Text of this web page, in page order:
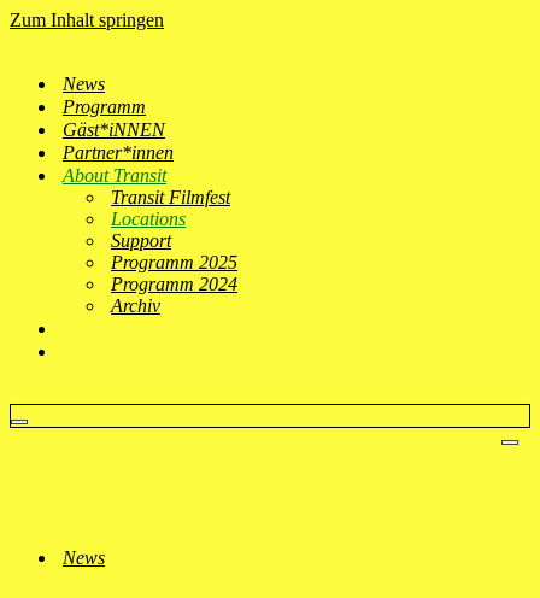
Zum Inhalt springen
News
Programm
Gäst*iNNEN
Partner*innen
About Transit
Transit Filmfest
Locations
Support
Programm 2025
Programm 2024
Archiv
Navigationsmenü
News